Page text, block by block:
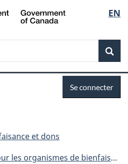
Passer
au
Passer
au
Passer
à
du
Passer
à
simplifiée
de
la
EN
connecter
Se connecter
et dons
organismes de bienfaisance